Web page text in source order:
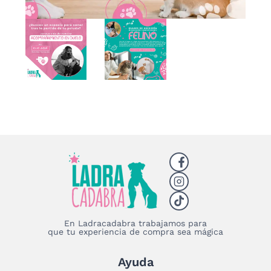
En Ladracadabra trabajamos para
que tu experiencia de compra sea mágica
Ayuda